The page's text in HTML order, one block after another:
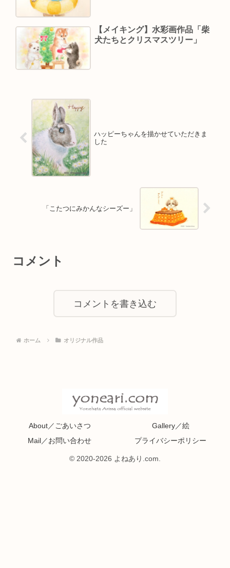
【メイキング】水彩画作品「柴
犬たちとクリスマスツリー」
ハッピーちゃんを描かせていただきま
した
「こたつにみかんなシーズー」
コメント
コメントを書き込む
ホーム オリジナル作品
About／ごあいさつ
Gallery／絵
Mail／お問い合わせ
プライバシーポリシー
© 2020-2026 よねあり.com.